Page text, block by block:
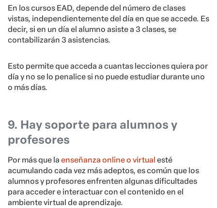
En los cursos EAD, depende del número de clases
vistas, independientemente del día en que se accede. Es
decir, si en un día el alumno asiste a 3 clases, se
contabilizarán 3 asistencias.
Esto permite que acceda a cuantas lecciones quiera por
día y no se lo penalice si no puede estudiar durante uno
o más días.
9. Hay soporte para alumnos y
profesores
Por más que la enseñanza online o virtual esté
acumulando cada vez más adeptos, es común que los
alumnos y profesores enfrenten algunas dificultades
para acceder e interactuar con el contenido en el
ambiente virtual de aprendizaje.